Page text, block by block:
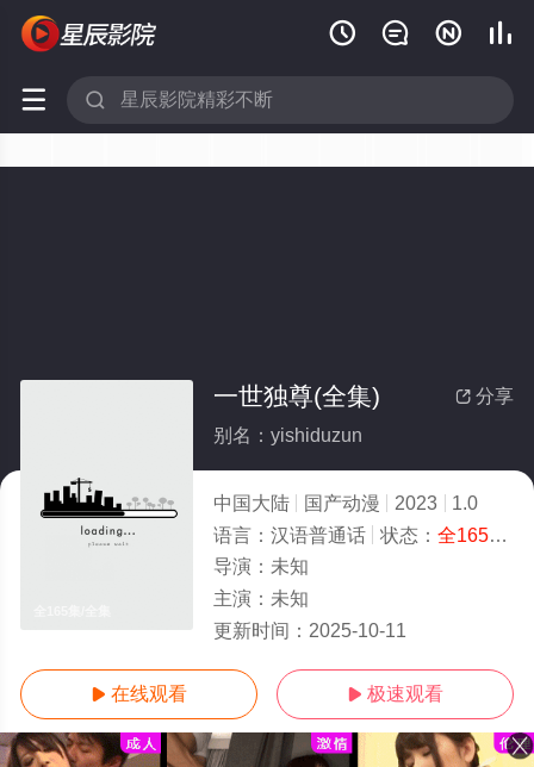
   
 
 分享
一世独尊(全集)
别名：yishiduzun
中国大陆 国产动漫 2023
1.0
语言： 汉语普通话 状态： 全165集
导演： 未知
主演： 未知
更新时间： 2025-10-11
 在线观看  极速观看